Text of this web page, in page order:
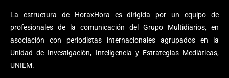
La estructura de HoraxHora es dirigida por un equipo de
profesionales de la comunicación del Grupo Multidiarios, en
asociación con periodistas internacionales agrupados en la
Unidad de Investigación, Inteligencia y Estrategias Mediáticas,
UNIEM.